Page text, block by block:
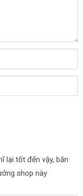
lại tốt đến vậy, băn
shop này